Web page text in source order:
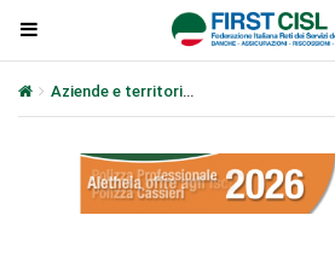
Aziende e territori